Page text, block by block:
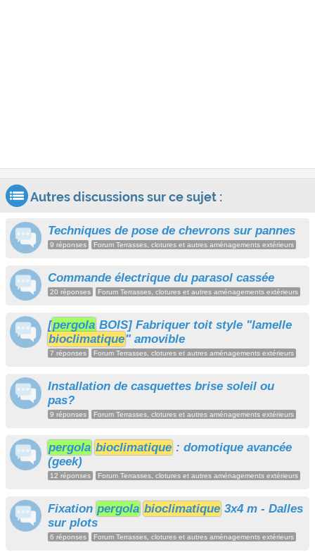
Autres discussions sur ce sujet :
Techniques de pose de chevrons sur pannes
9 réponses Forum Terrasses, clotures et autres aménagements extérieurs
Commande électrique du parasol cassée
20 réponses Forum Terrasses, clotures et autres aménagements extérieurs
[pergola BOIS] Fabriquer toit style "lamelle
bioclimatique" amovible
7 réponses Forum Terrasses, clotures et autres aménagements extérieurs
Installation de casquettes brise soleil ou
pas?
9 réponses Forum Terrasses, clotures et autres aménagements extérieurs
pergola bioclimatique : domotique avancée
(geek)
12 réponses Forum Terrasses, clotures et autres aménagements extérieurs
Fixation pergola bioclimatique 3x4 m - Dalles
sur plots
6 réponses Forum Terrasses, clotures et autres aménagements extérieurs